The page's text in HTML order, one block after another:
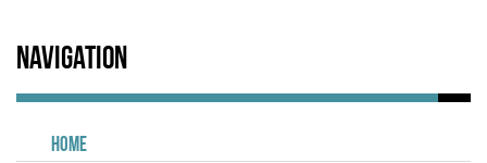
Navigation
Home